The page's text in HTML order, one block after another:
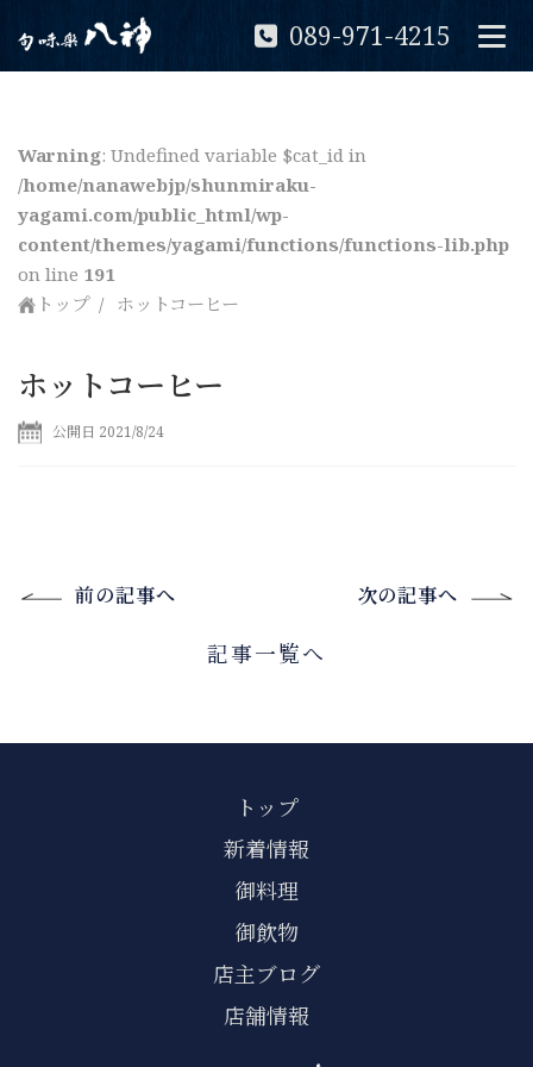
089-971-4215
Warning: Undefined variable $cat_id in
/home/nanawebjp/shunmiraku-
yagami.com/public_html/wp-
content/themes/yagami/functions/functions-lib.php
on line 191
トップ
ホットコーヒー
ホットコーヒー
公開日 2021/8/24
前の記事へ 次の記事へ
記事一覧へ
トップ
新着情報
御料理
御飲物
店主ブログ
店舗情報